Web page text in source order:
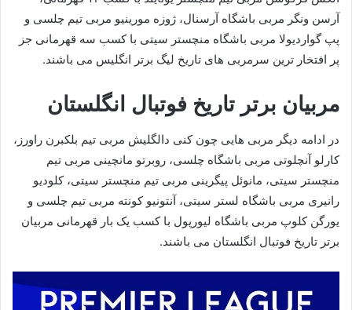
آرسن ونگر مربی باشگاه آرسنال، ژوزه مورینیو مربی تیم چلسی و
پپ گواردیولا مربی باشگاه منچستر سیتی با کسب سه قهرمانی جز
پر افتخار ترین سرمربی های تاریخ لیگ برتر انگلیس می باشند.
مربیان برتر تاریخ فوتبال انگلستان
در ادامه دیگر مربی هایی چون کنی دالگلیش مربی تیم بلکبرن راورز،
کارلو آنچلوتی مربی باشگاه چلسی، روبرتو مانچینی مربی تیم
منچستر سیتی، مانوئل پیگرینی مربی تیم منچستر سیتی، کلودیو
رانیری مربی باشگاه لستر سیتی، آنتونیو کونته مربی تیم چلسی و
یورگن کلوپ مربی باشگاه لیورپول با کسب یک بار قهرمانی مربیان
برتر تاریخ فوتبال انگلستان می باشند.